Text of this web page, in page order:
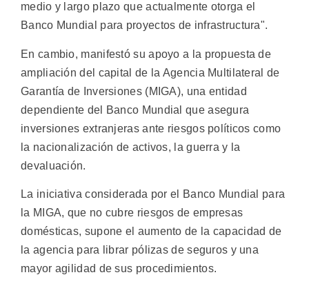
medio y largo plazo que actualmente otorga el
Banco Mundial para proyectos de infrastructura".
En cambio, manifestó su apoyo a la propuesta de
ampliación del capital de la Agencia Multilateral de
Garantía de Inversiones (MIGA), una entidad
dependiente del Banco Mundial que asegura
inversiones extranjeras ante riesgos políticos como
la nacionalización de activos, la guerra y la
devaluación.
La iniciativa considerada por el Banco Mundial para
la MIGA, que no cubre riesgos de empresas
domésticas, supone el aumento de la capacidad de
la agencia para librar pólizas de seguros y una
mayor agilidad de sus procedimientos.